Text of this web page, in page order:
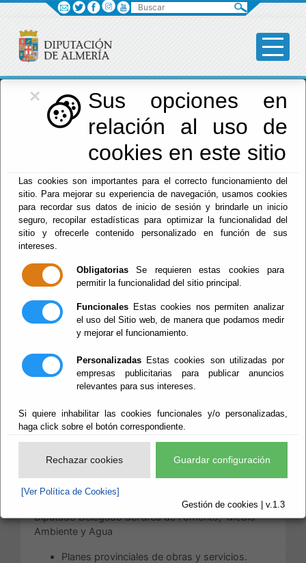
×
Sus opciones en
relación al uso de
cookies en este sitio
Las cookies son importantes para el correcto funcionamiento del
sitio. Para mejorar su experiencia de navegación, usamos cookies
para recordar sus datos de inicio de sesión y brindarle un inicio
seguro, recopilar estadísticas para optimizar la funcionalidad del
sitio y ofrecerle contenido personalizado en función de sus
intereses.
Obligatorias Se requieren estas cookies para
permitir la funcionalidad del sitio principal.
Funcionales Estas cookies nos permiten analizar
el uso del Sitio web, de manera que podamos medir
y mejorar el funcionamiento.
Personalizadas Estas cookies son utilizadas por
empresas publicitarias para publicar anuncios
relevantes para sus intereses.
Si quiere inhabilitar las cookies funcionales y/o personalizadas,
haga click sobre el botón correspondiente.
Rechazar cookies Guardar configuración
[Ver Política de Cookies]
Gestión de cookies | v.1.3
Diputación
Menú Diputación
Vertebración del Territorio y Agua
Fomento,
Infraestructuras,
Vertebración del
Territorio y Agua
Escuchar
Área de Fomento,
Infraestructuras, Vertebración de
Territorio y Agua
Las competencias de esta Área, distribuidas
conforme a su estructura, son:
a) Competencias directamente correspondiente al
Diputado Delegado del área de Fomento, Medio
Ambiente y Agua
Planes provinciales de obras y servicios.
Buscar